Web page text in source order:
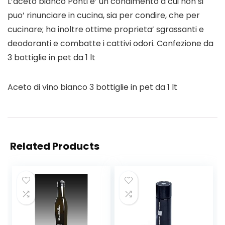
puo’ rinunciare in cucina, sia per condire, che per
cucinare; ha inoltre ottime proprieta’ sgrassanti e
deodoranti e combatte i cattivi odori. Confezione da
3 bottiglie in pet da 1 lt
Aceto di vino bianco 3 bottiglie in pet da 1 lt
Related Products